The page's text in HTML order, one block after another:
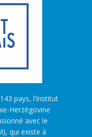
pays, l’Institut
Herzégovine
avec le
qui existe à